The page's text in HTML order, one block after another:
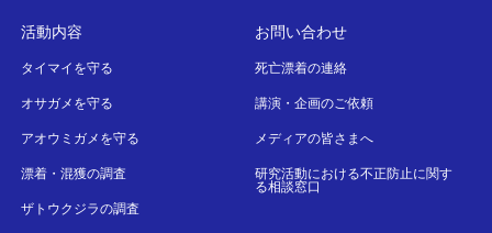
活動内容
タイマイを守る
オサガメを守る
アオウミガメを守る
漂着・混獲の調査
ザトウクジラの調査
お問い合わせ
死亡漂着の連絡
講演・企画のご依頼
メディアの皆さまへ
研究活動における不正防止に関す
る相談窓口